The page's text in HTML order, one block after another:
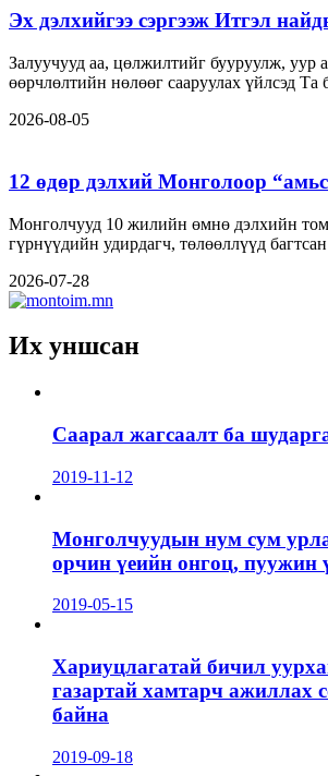
Эх дэлхийгээ сэргээж Итгэл
Залуучууд аа, цөлжилтийг бууруулж, уур
өөрчлөлтийн нөлөөг сааруулах үйлсэд Та
2026-08-05
12 өдөр дэлхий Монголоор
Монголчууд 10 жилийн өмнө дэлхийн
гүрнүүдийн удирдагч, төлөөллүүд
2026-07-28
Их уншсан
Саарал жагсаалт ба
2019-11-12
Монголчуудын нум сум
орчин үеийн онгоц, пуужин
2019-05-15
Хариуцлагатай бичил
газартай хамтарч ажиллах
байна
2019-09-18